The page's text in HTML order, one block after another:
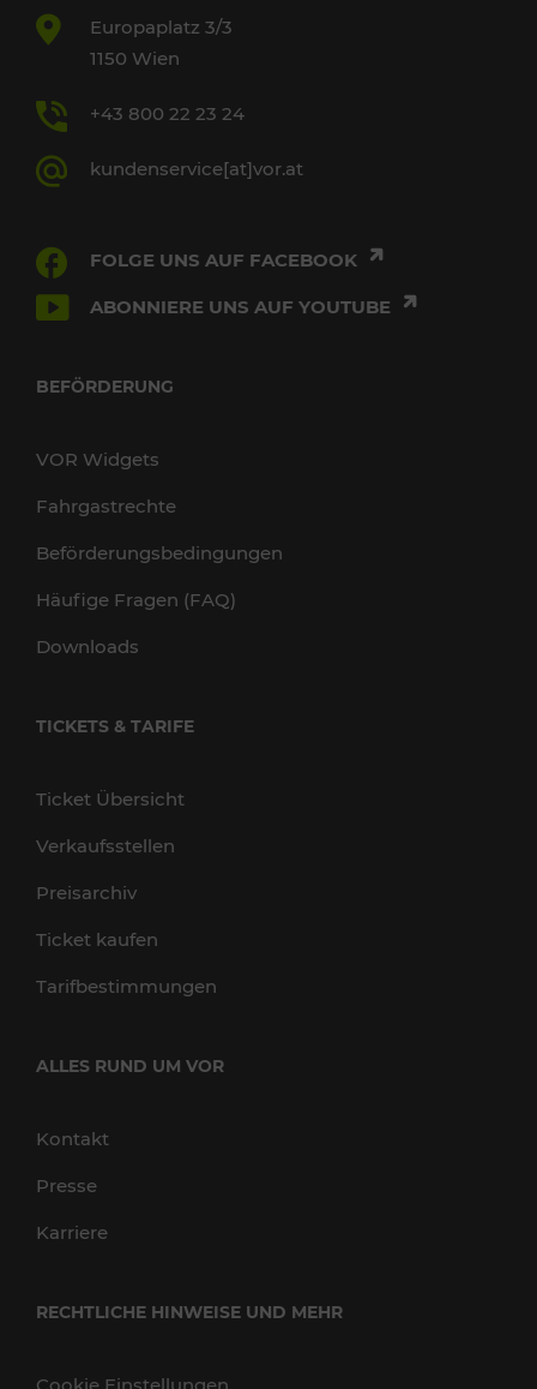
Europaplatz 3/3
1150 Wien
+43 800 22 23 24
kundenservice[at]vor.at
FOLGE UNS AUF FACEBOOK
ABONNIERE UNS AUF YOUTUBE
BEFÖRDERUNG
VOR Widgets
Fahrgastrechte
Beförderungsbedingungen
Häufige Fragen (FAQ)
Downloads
TICKETS & TARIFE
Ticket Übersicht
Verkaufsstellen
Preisarchiv
Ticket kaufen
Tarifbestimmungen
ALLES RUND UM VOR
Kontakt
Presse
Karriere
RECHTLICHE HINWEISE UND MEHR